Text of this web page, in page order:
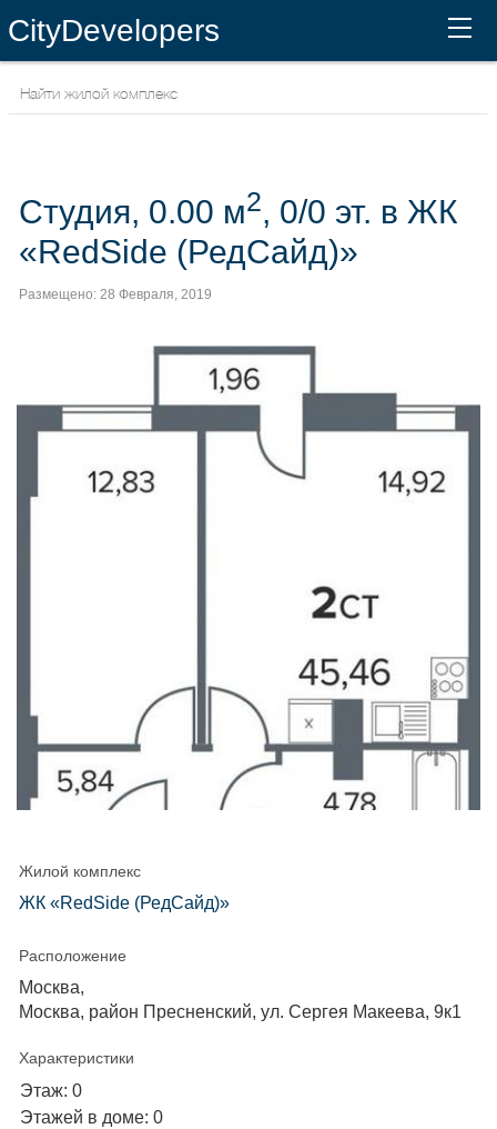
CityDevelopers
Студия, 0.00 м2, 0/0 эт. в ЖК
«RedSide (РедСайд)»
Размещено: 28 Февраля, 2019
Жилой комплекс
ЖК «RedSide (РедСайд)»
Расположение
Москва,
Москва, район Пресненский, ул. Сергея Макеева, 9к1
Характеристики
Этаж: 0
Этажей в доме: 0